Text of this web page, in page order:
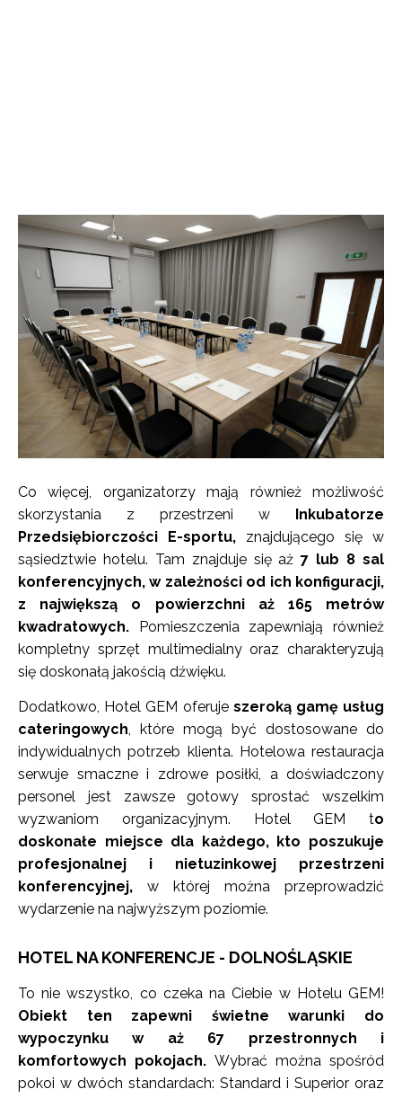
Co więcej, organizatorzy mają również możliwość
skorzystania z przestrzeni w Inkubatorze
Przedsiębiorczości E-sportu, znajdującego się w
sąsiedztwie hotelu. Tam znajduje się aż 7 lub 8 sal
konferencyjnych, w zależności od ich konfiguracji,
z największą o powierzchni aż 165 metrów
kwadratowych. Pomieszczenia zapewniają również
kompletny sprzęt multimedialny oraz charakteryzują
się doskonałą jakością dźwięku.
Dodatkowo, Hotel GEM oferuje szeroką gamę usług
cateringowych, które mogą być dostosowane do
indywidualnych potrzeb klienta. Hotelowa restauracja
serwuje smaczne i zdrowe posiłki, a doświadczony
personel jest zawsze gotowy sprostać wszelkim
wyzwaniom organizacyjnym. Hotel GEM to
doskonałe miejsce dla każdego, kto poszukuje
profesjonalnej i nietuzinkowej przestrzeni
konferencyjnej, w której można przeprowadzić
wydarzenie na najwyższym poziomie.
HOTEL NA KONFERENCJE - DOLNOŚLĄSKIE
To nie wszystko, co czeka na Ciebie w Hotelu GEM!
Obiekt ten zapewni świetne warunki do
wypoczynku w aż 67 przestronnych i
komfortowych pokojach. Wybrać można spośród
pokoi w dwóch standardach: Standard i Superior oraz